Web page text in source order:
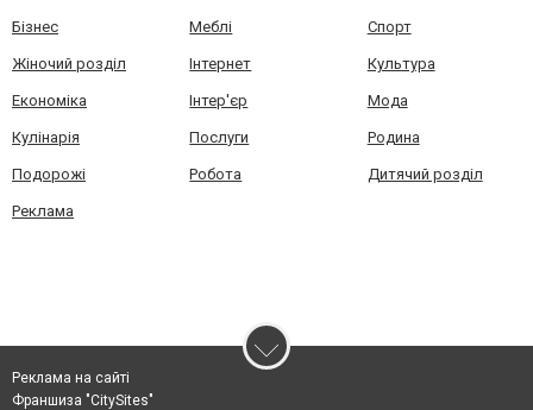
Бізнес Меблі Спорт
Жіночий розділ Інтернет Культура
Економіка Інтер'єр Мода
Кулінарія Послуги Родина
Подорожі Робота Дитячий розділ
Реклама
Реклама на сайті
Франшиза "CitySites"